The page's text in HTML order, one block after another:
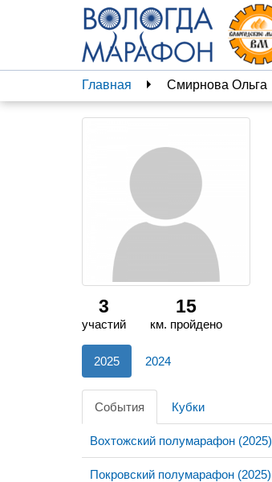
Главная Смирнова Ольга
3
участий
15
км. пройдено
2025 2024
События Кубки
Вохтожский полумарафон (2025)
Покровский полумарафон (2025)